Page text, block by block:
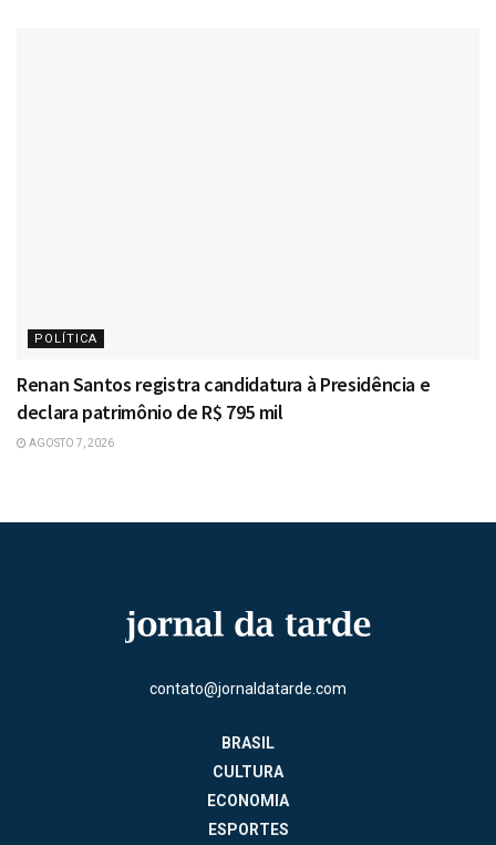
POLÍTICA
Renan Santos registra candidatura à Presidência e
declara patrimônio de R$ 795 mil
AGOSTO 7, 2026
contato@jornaldatarde.com
BRASIL
CULTURA
ECONOMIA
ESPORTES